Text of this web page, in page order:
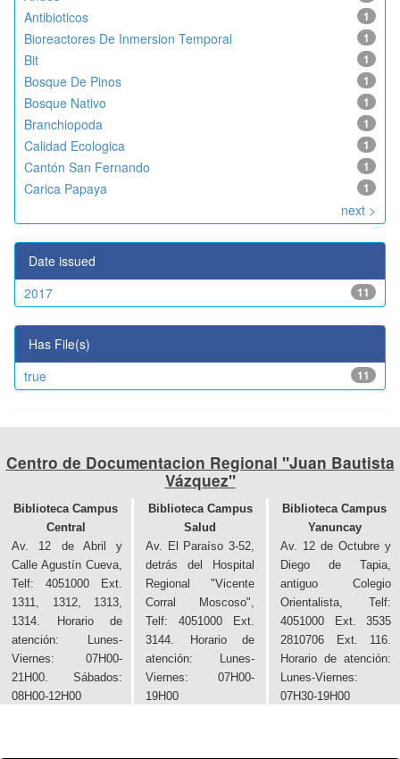
1
Antibioticos
1
Bioreactores De Inmersion Temporal
1
Bit
1
Bosque De Pinos
1
Bosque Nativo
1
Branchiopoda
1
Calidad Ecologica
1
Cantón San Fernando
1
Carica Papaya
next >
Date issued
11
2017
Has File(s)
11
true
Centro de Documentacion Regional "Juan Bautista
Vázquez"
Biblioteca Campus
Central
Biblioteca Campus
Salud
Biblioteca Campus
Yanuncay
Av. 12 de Abril y
Calle Agustín Cueva,
Telf: 4051000 Ext.
1311, 1312, 1313,
1314. Horario de
atención: Lunes-
Viernes: 07H00-
21H00. Sábados:
08H00-12H00
Av. El Paraíso 3-52,
detrás del Hospital
Regional "Vicente
Corral Moscoso",
Telf: 4051000 Ext.
3144. Horario de
atención: Lunes-
Viernes: 07H00-
19H00
Av. 12 de Octubre y
Diego de Tapia,
antiguo Colegio
Orientalista, Telf:
4051000 Ext. 3535
2810706 Ext. 116.
Horario de atención:
Lunes-Viernes:
07H30-19H00